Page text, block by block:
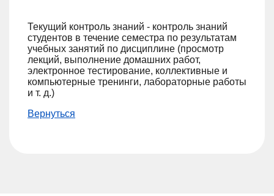
Текущий контроль знаний - контроль знаний
студентов в течение семестра по результатам
учебных занятий по дисциплине (просмотр
лекций, выполнение домашних работ,
электронное тестирование, коллективные и
компьютерные тренинги, лабораторные работы
и т. д.)
Вернуться